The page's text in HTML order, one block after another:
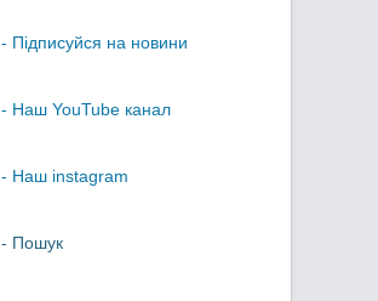
- Підписуйся на новини
- Наш YouTube канал
- Наш instagram
- Пошук